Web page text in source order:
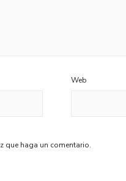
Web
que haga un comentario.